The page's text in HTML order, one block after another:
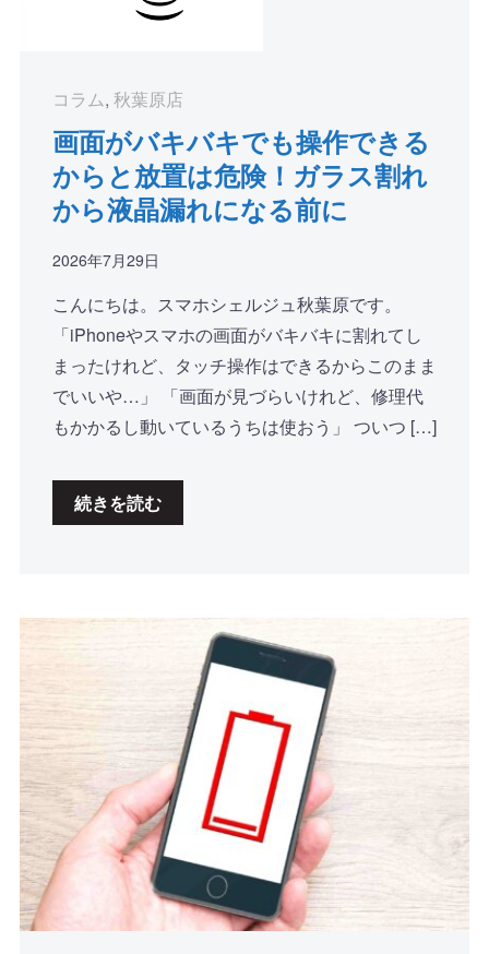
コラム, 秋葉原店
画面がバキバキでも操作できる
からと放置は危険！ガラス割れ
から液晶漏れになる前に
2026年7月29日
こんにちは。スマホシェルジュ秋葉原です。
「iPhoneやスマホの画面がバキバキに割れてし
まったけれど、タッチ操作はできるからこのまま
でいいや…」 「画面が見づらいけれど、修理代
もかかるし動いているうちは使おう」 ついつ […]
続きを読む